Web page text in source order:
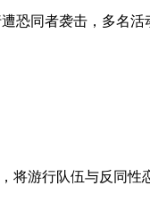
恐同者袭击，多
游行队伍与反同性